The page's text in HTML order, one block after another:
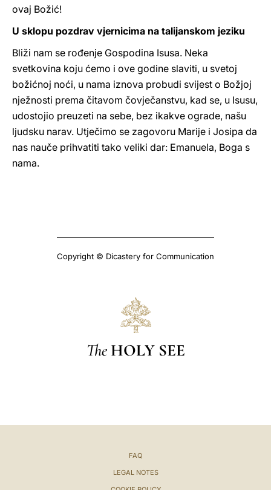
ovaj Božić!
U sklopu pozdrav vjernicima na talijanskom jeziku
Bliži nam se rođenje Gospodina Isusa. Neka
svetkovina koju ćemo i ove godine slaviti, u svetoj
božićnoj noći, u nama iznova probudi svijest o Božjoj
nježnosti prema čitavom čovječanstvu, kad se, u Isusu,
udostojio preuzeti na sebe, bez ikakve ograde, našu
ljudsku narav. Utječimo se zagovoru Marije i Josipa da
nas nauče prihvatiti tako veliki dar: Emanuela, Boga s
nama.
Copyright © Dicastery for Communication
The HOLY SEE
FAQ
LEGAL NOTES